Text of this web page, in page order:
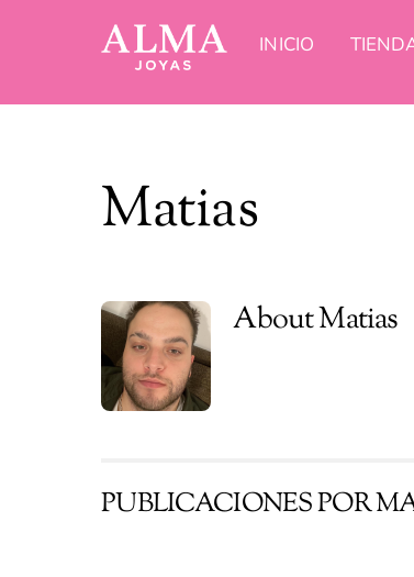
INICIO
Matias
AboutMatias
PUBLICACIONES POR